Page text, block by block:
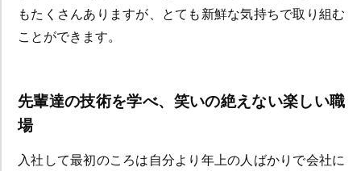
もたくさんありますが、とても新鮮な気持ちで取り組む
ことができます。
先輩達の技術を学べ、笑いの絶えない楽しい職
場
入社して最初のころは自分より年上の人ばかりで会社に